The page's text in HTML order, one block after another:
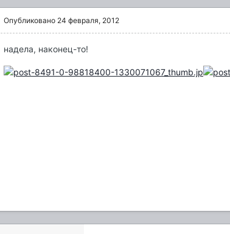
Опубликовано 24 февраля, 2012
надела, наконец-то!